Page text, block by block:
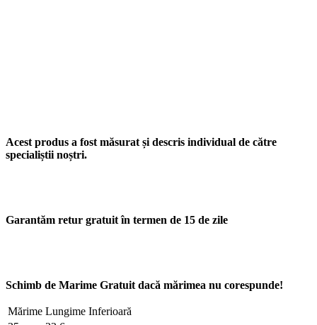
Acest produs a fost măsurat și descris individual de către
specialiștii noștri.
Garantăm retur gratuit în termen de 15 de zile
Schimb de Marime Gratuit dacă mărimea nu corespunde!
Mărime Lungime Inferioară